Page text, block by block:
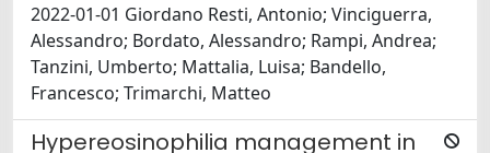
2022-01-01 Giordano Resti, Antonio; Vinciguerra,
Alessandro; Bordato, Alessandro; Rampi, Andrea;
Tanzini, Umberto; Mattalia, Luisa; Bandello,
Francesco; Trimarchi, Matteo
Hypereosinophilia management in